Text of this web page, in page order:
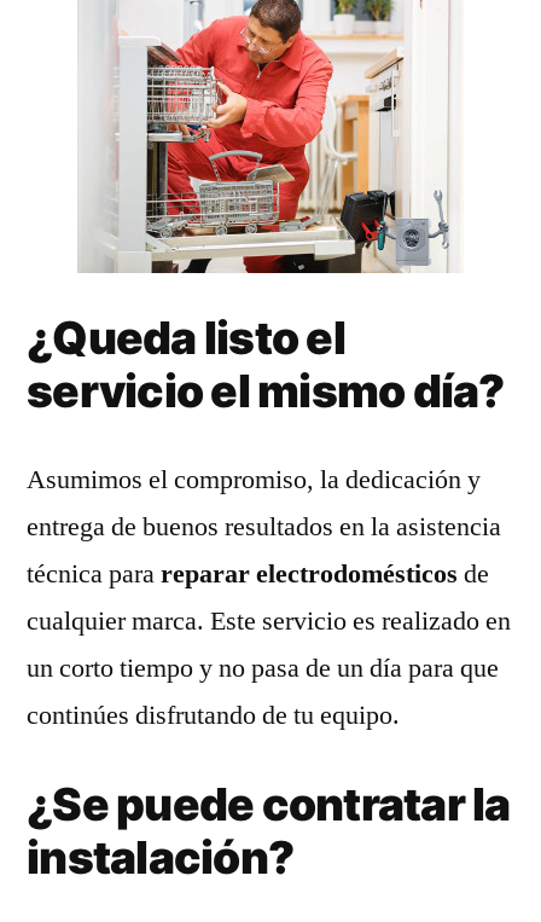
¿Queda listo el
servicio el mismo día?
Asumimos el compromiso, la dedicación y
entrega de buenos resultados en la asistencia
técnica parareparar electrodomésticos de
cualquier marca. Este servicio es realizado en
un corto tiempo y no pasa de un día para que
continúes disfrutando de tu equipo.
¿Se puede contratar la
instalación?